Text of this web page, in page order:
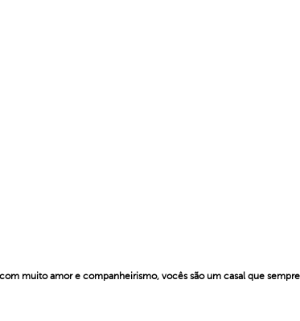
muito amor e companheirismo, vocês são um casal que sempre